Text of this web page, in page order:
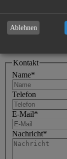
Zurück
Kontakt
Name*
Telefon
E-Mail*
Nachricht*
Ablehnen